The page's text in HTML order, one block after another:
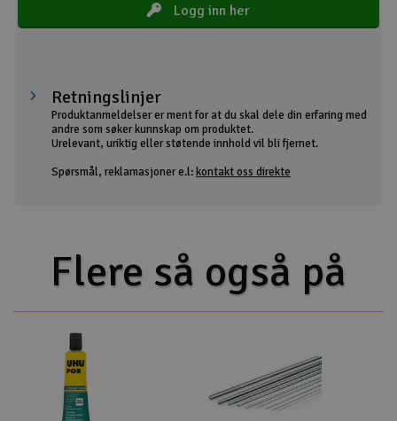
Logg inn her
Retningslinjer
Produktanmeldelser er ment for at du skal dele din erfaring med
andre som søker kunnskap om produktet.
Urelevant, uriktig eller støtende innhold vil bli fjernet.
Spørsmål, reklamasjoner e.l: kontakt oss direkte
Flere så også på